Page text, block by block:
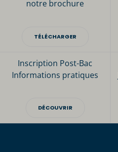
notre brochure
TÉLÉCHARGER
Inscription Post-Bac
Informations pratiques
DÉCOUVRIR